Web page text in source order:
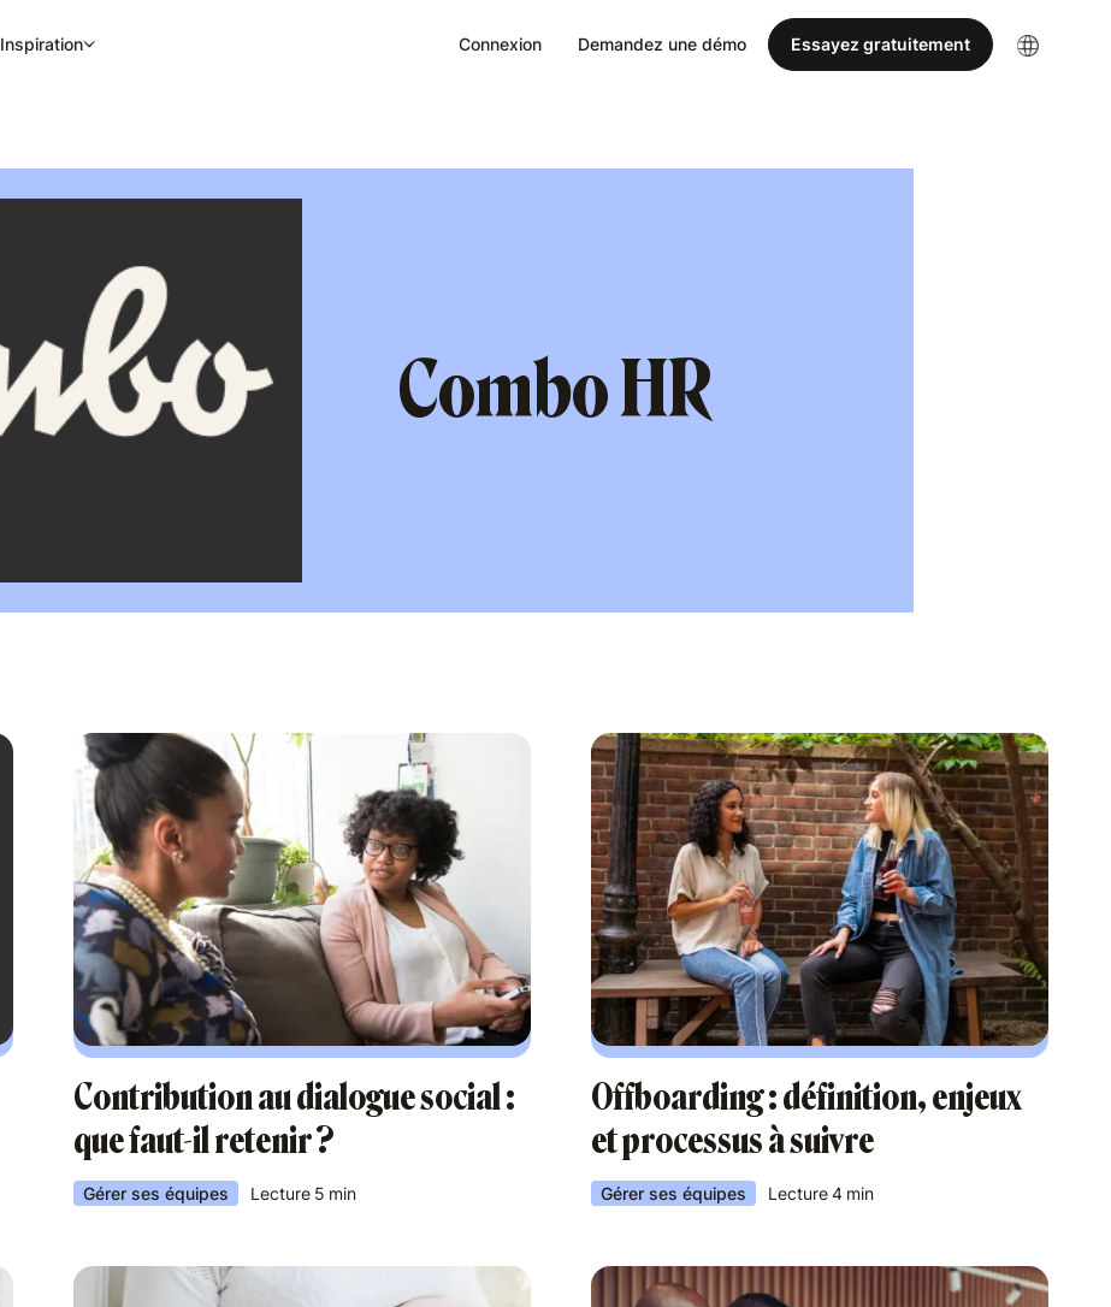
Inspiration Connexion Demandez une démo Essayez gratuitement
Combo HR
Contribution au dialogue social :
que faut-il retenir ?
Gérer ses équipes Lecture 5 min
Offboarding : définition, enjeux
et processus à suivre
Gérer ses équipes Lecture4 min